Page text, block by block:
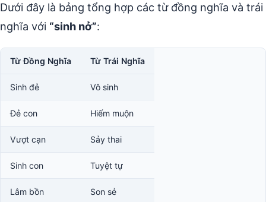
Dưới đây là bảng tổng hợp các từ đồng nghĩa và trái
nghĩa với “sinh nở”:
Từ Đồng Nghĩa Từ Trái Nghĩa
Sinh đẻ Vô sinh
Đẻ con Hiếm muộn
Vượt cạn Sảy thai
Sinh con Tuyệt tự
Lâm bồn Son sẻ